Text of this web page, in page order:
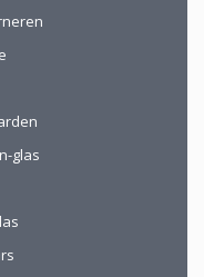
glas